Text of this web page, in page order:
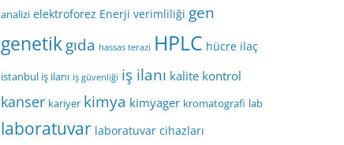
analizi elektroforez Enerji verimliliği gen
genetikgıda hassas terazi HPLC hücre ilaç
istanbul iş ilanı iş güvenliği iş ilanı kalite kontrol
kanser kariyer kimya kimyager kromatografi lab
laboratuvar laboratuvar cihazları